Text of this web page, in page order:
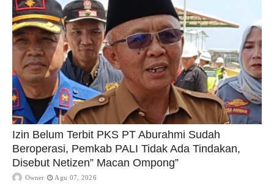
Izin Belum Terbit PKS PT Aburahmi Sudah
Beroperasi, Pemkab PALI Tidak Ada Tindakan,
Disebut Netizen” Macan Ompong”
Owner Agu 07, 2026